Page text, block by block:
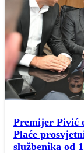
Premijer Pivić
Plaće
službenika od